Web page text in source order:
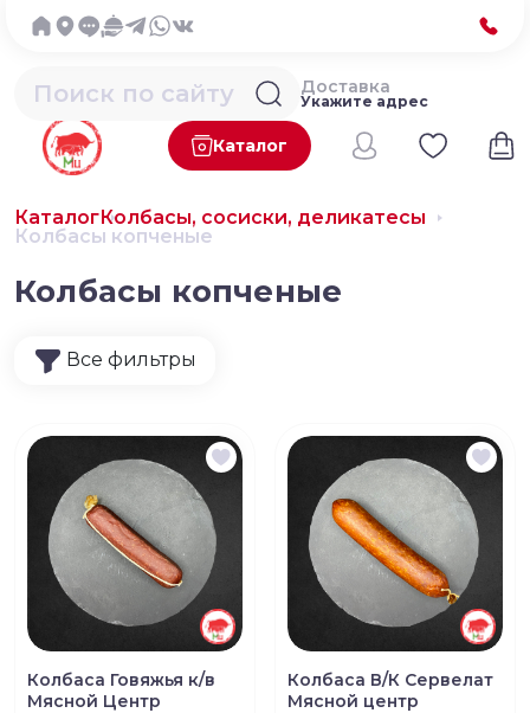
Каталог
Доставка
Укажите адрес
КаталогКолбасы, сосиски, деликатесы
Колбасы копченые
Колбасы копченые
Все фильтры
Колбаса Говяжья к/в
Мясной Центр
Колбаса В/К Сервелат
Мясной центр